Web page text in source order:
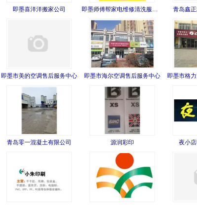
即墨喜洋洋搬家公司 即墨师傅帮家电维修清洗服务部 青岛鑫
即墨市美的空调售后服务中心 即墨市海尔空调售后服务中心 即墨市格
青岛零一混凝土有限公司 源润彩印 夜小